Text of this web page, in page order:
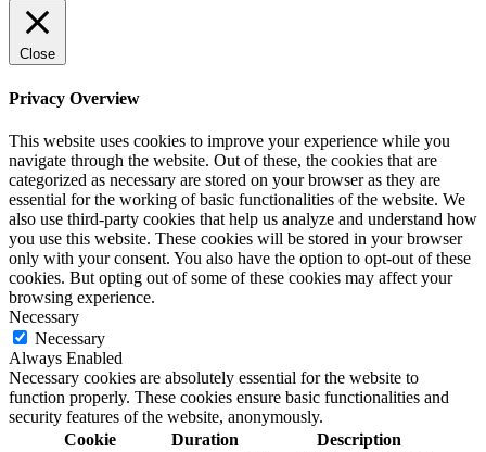
Close
Privacy Overview
This website uses cookies to improve your experience while you
navigate through the website. Out of these, the cookies that are
categorized as necessary are stored on your browser as they are
essential for the working of basic functionalities of the website. We
also use third-party cookies that help us analyze and understand how
you use this website. These cookies will be stored in your browser
only with your consent. You also have the option to opt-out of these
cookies. But opting out of some of these cookies may affect your
browsing experience.
Necessary
Necessary
Always Enabled
Necessary cookies are absolutely essential for the website to
function properly. These cookies ensure basic functionalities and
security features of the website, anonymously.
Cookie
Duration Description